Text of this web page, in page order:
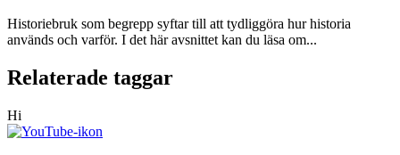
Historiebruk som begrepp syftar till att tydliggöra hur historia
används och varför. I det här avsnittet kan du läsa om...
Relaterade taggar
Hi